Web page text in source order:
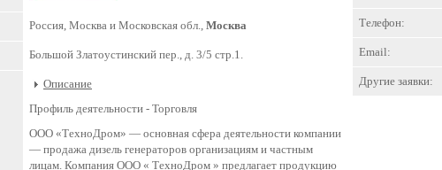
Россия, Москва и Московская обл., Москва
Большой Златоустинский пер., д. 3/5 стр.1.
Описание
Профиль деятельности - Торговля
ООО «ТехноДром» — основная сфера деятельности компании
— продажа дизель генераторов организациям и частным
лицам. Компания ООО « ТехноДром » предлагает продукцию
Телефон:
Email:
Другие заявки: